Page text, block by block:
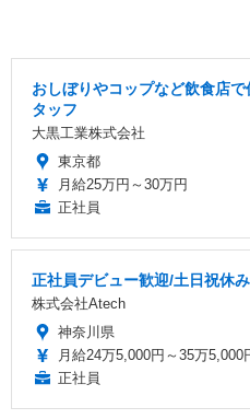
おしぼりやコップなど飲食店
タッフ
大黒工業株式会社
東京都
月給25万円～30万円
正社員
正社員デビュー歓迎/土日祝休
株式会社Atech
神奈川県
月給24万5,000円～35万5,000
正社員